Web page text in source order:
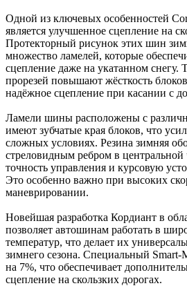
Одной из ключевых особенностей
является улучшенное сцепление на
Протекторный рисунок этих шин
множество ламелей, которые
сцепление даже на укатанном снегу.
прорезей повышают жёсткость
надёжное сцепление при касании с
Ламели шины расположены с
имеют зубчатые края блоков, что
сложных условиях. Резина зимняя
стреловидным ребром в
точность управления и курсовую
Это особенно важно при высоких
маневрировании.
Новейшая разработка Кордиант в
позволяет автошинам работать в
температур, что делает их
зимнего сезона. Специальный Smart-
на 7%, что обеспечивает
сцепление на скользких дорогах.